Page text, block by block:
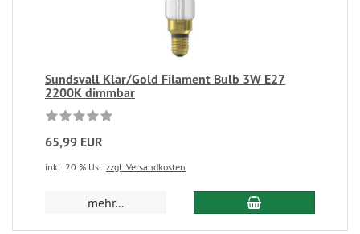
Sundsvall Klar/Gold Filament Bulb 3W E27
2200K dimmbar
65,99 EUR
inkl. 20 % Ust. zzgl. Versandkosten
mehr...